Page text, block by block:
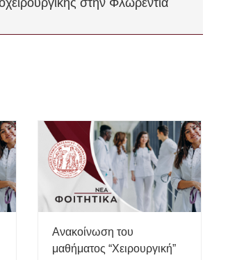
στην Φλωρεντία
Ανακοίνωση του
μαθήματος “Χειρουργική”